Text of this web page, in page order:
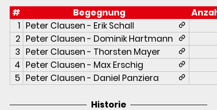
#
Begegnung
1 Peter Clausen - Erik Schall
2 Peter Clausen - Dominik Hartmann
3 Peter Clausen - Thorsten Mayer
4 Peter Clausen - Max Erschig
5 Peter Clausen - Daniel Panziera
Historie